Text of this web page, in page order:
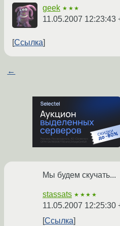
geek ★★★
11.05.2007 12:23:43
Ссылка
←
Мы будем скучать...
stassats ★★★★
11.05.2007 12:25:30
Ссылка